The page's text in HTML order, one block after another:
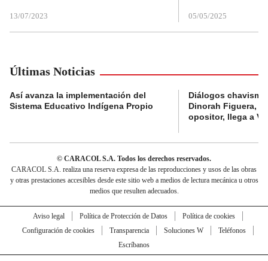
13/07/2023 05/05/2025
Últimas Noticias
Así avanza la implementación del
Sistema Educativo Indígena Propio
Diálogos
Dinorah Figuera,
opositor, llega a
© CARACOL S.A. Todos los derechos reservados.
CARACOL S.A. realiza una reserva expresa de las reproducciones y usos de las obras
y otras prestaciones accesibles desde este sitio web a medios de lectura mecánica u otros
medios que resulten adecuados.
Aviso legal Política de Protección de Datos
Política de cookies
Configuración de cookies
Transparencia Soluciones W
Teléfonos
Escríbanos